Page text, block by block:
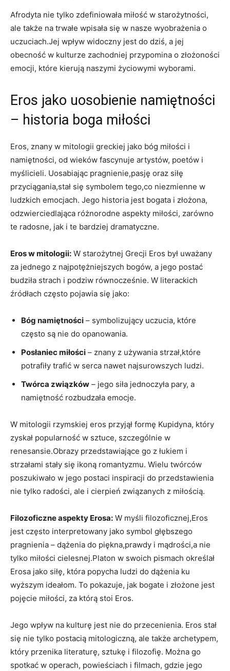
Afrodyta nie tylko zdefiniowała miłość w starożytności,
ale także na trwałe wpisała się w nasze wyobrażenia o
uczuciach.Jej wpływ widoczny jest do dziś, a jej
obecność w kulturze zachodniej przypomina o złożoności
emocji, które kierują naszymi życiowymi wyborami.
Eros jako uosobienie namiętności
– historia boga miłości
Eros, znany w mitologii greckiej jako bóg miłości i
namiętności, od wieków fascynuje artystów, poetów i
myślicieli. Uosabiając pragnienie,pasję oraz siłę
przyciągania,stał się symbolem tego,co niezmienne w
ludzkich emocjach. Jego historia jest bogata i złożona,
odzwierciedlająca różnorodne aspekty miłości, zarówno
te radosne, jak i te bardziej dramatyczne.
Eros w mitologii: W starożytnej Grecji Eros był uważany
za jednego z najpotężniejszych bogów, a jego postać
budziła strach i podziw równocześnie. W literackich
źródłach często pojawia się jako:
Bóg namiętności – symbolizujący uczucia, które
często są nie do opanowania.
Posłaniec miłości – znany z używania strzał,które
potrafiły trafić w serca nawet najsurowszych ludzi.
Twórca związków – jego siła jednoczyła pary, a
namiętność rozbudzała emocje.
W mitologii rzymskiej eros przyjął formę Kupidyna, który
zyskał popularność w sztuce, szczególnie w
renesansie.Obrazy przedstawiające go z łukiem i
strzałami stały się ikoną romantyzmu. Wielu twórców
poszukiwało w jego postaci inspiracji do przedstawienia
nie tylko radości, ale i cierpień związanych z miłością.
Filozoficzne aspekty Erosa: W myśli filozoficznej,Eros
jest często interpretowany jako symbol głębszego
pragnienia – dążenia do piękna,prawdy i mądrości,a nie
tylko miłości cielesnej.Platon w swoich pismach określał
Erosa jako siłę, która popycha ludzi do dążenia ku
wyższym ideałom. To pokazuje, jak bogate i złożone jest
pojęcie miłości, za którą stoi Eros.
Jego wpływ na kulturę jest nie do przecenienia. Eros stał
się nie tylko postacią mitologiczną, ale także archetypem,
który przenika literaturę, sztukę i filozofię. Można go
spotkać w operach, powieściach i filmach, gdzie jego